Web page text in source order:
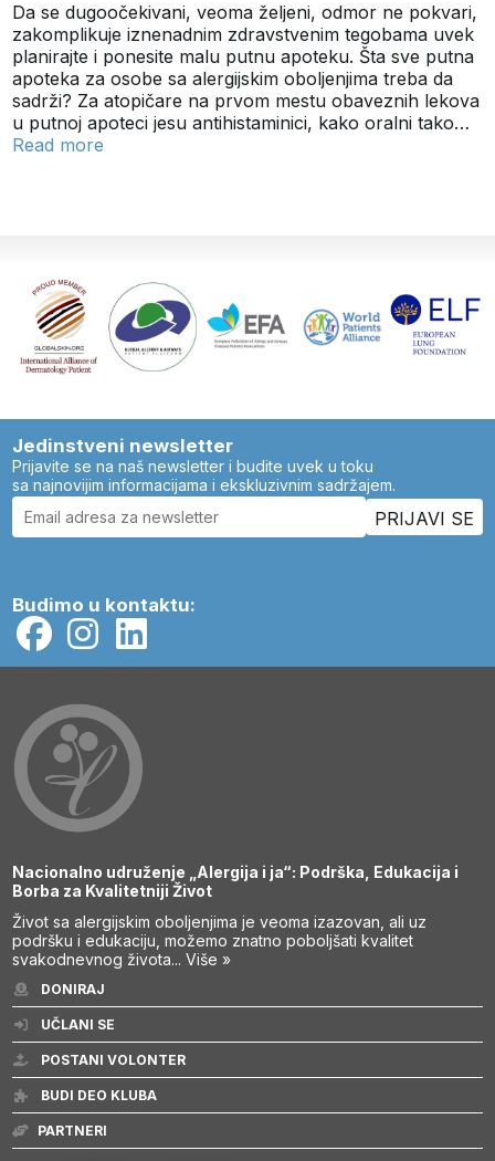
Da se dugoočekivani, veoma željeni, odmor ne pokvari,
zakomplikuje iznenadnim zdravstvenim tegobama uvek
planirajte i ponesite malu putnu apoteku. Šta sve putna
apoteka za osobe sa alergijskim oboljenjima treba da
sadrži? Za atopičare na prvom mestu obaveznih lekova
u putnoj apoteci jesu antihistaminici, kako oralni tako…
Read more
Jedinstveni newsletter
Prijavite se na naš newsletter i budite uvek u toku
sa najnovijim informacijama i ekskluzivnim sadržajem.
Budimo u kontaktu:
Nacionalno udruženje „Alergija i ja“: Podrška, Edukacija i
Borba za Kvalitetniji Život
Život sa alergijskim oboljenjima je veoma izazovan, ali uz
podršku i edukaciju, možemo znatno poboljšati kvalitet
svakodnevnog života...Više »
DONIRAJ
UČLANI SE
POSTANI VOLONTER
BUDI DEO KLUBA
PARTNERI